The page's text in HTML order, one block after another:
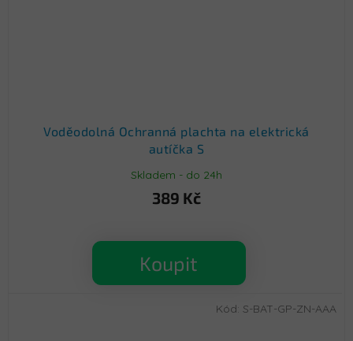
Voděodolná Ochranná plachta na elektrická
autíčka S
Skladem - do 24h
389 Kč
Koupit
Kód: S-BAT-GP-ZN-AAA